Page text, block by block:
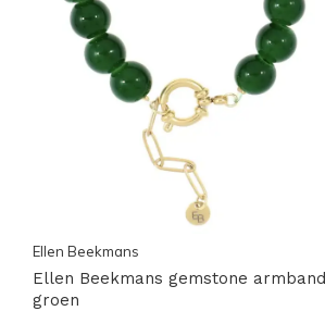
Ellen Beekmans
Ellen Beekmans gemstone armband
groen